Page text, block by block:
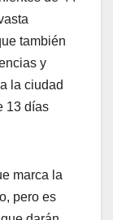
también
y
la ciudad
13 días
marca la
pero es